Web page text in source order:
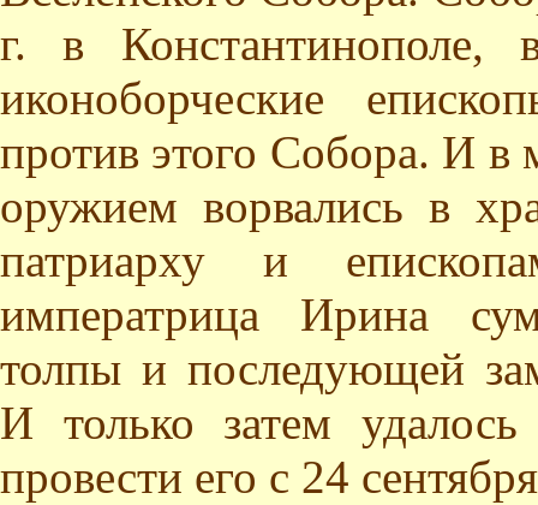
г. в
иконоборческие
против этого Собора. И в
оружием ворвались в
патриарху и
императрица Ирина
толпы и последующей
И только затем
провести его с 24